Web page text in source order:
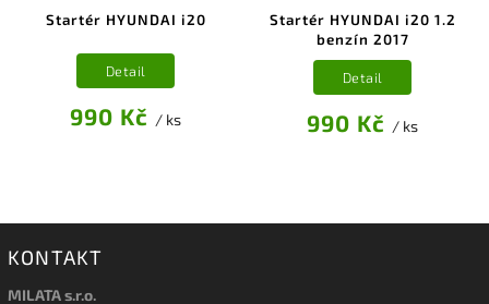
Startér HYUNDAI i20
990 Kč / ks
Detail
Startér HYUNDAI i20 1.2
benzín 2017
990 Kč / ks
Detail
KONTAKT
MILATA s.r.o.